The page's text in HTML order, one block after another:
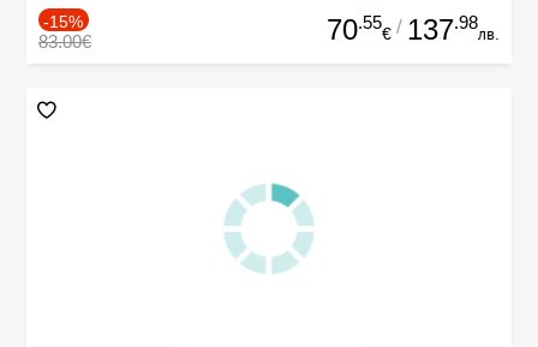
-15%
83.00€ 70.55
€ / 137.98
лв.